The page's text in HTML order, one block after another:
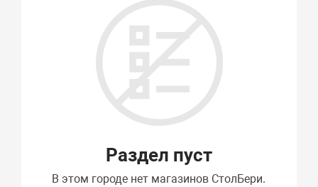
Раздел пуст
В этом городе нет магазинов СтолБери.